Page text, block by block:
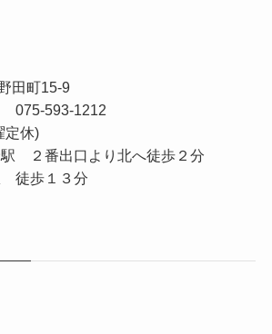
田町15-9
075-593-1212
定休)
２番出口より北へ徒歩２分
徒歩１３分